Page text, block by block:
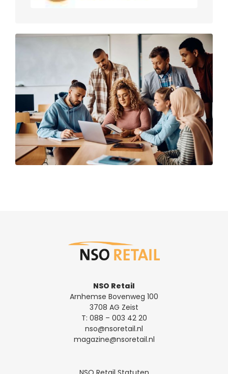
NSO Retail
Arnhemse Bovenweg 100
3708 AG Zeist
T: 088 – 003 42 20
nso@nsoretail.nl
magazine@nsoretail.nl